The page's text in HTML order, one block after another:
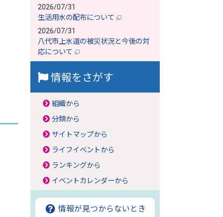
2026/07/31
生活用水の配布について
2026/07/31
八代市上水道の被災状況と今後の対
応について
情報をさがす
組織から
分類から
サイトマップから
ライフイベントから
ランキングから
イベントカレンダーから
情報が見つからないとき